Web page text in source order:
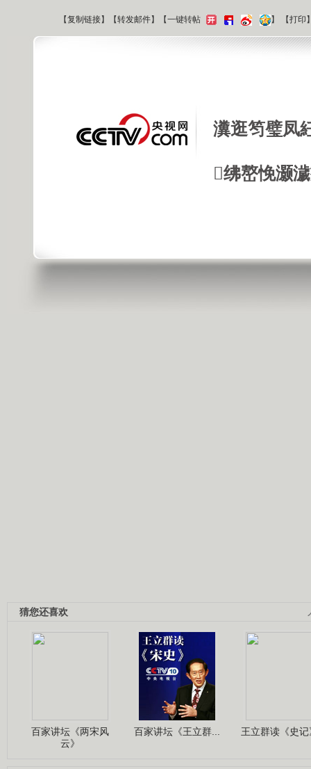
【复制链接】【转发邮件】 【一键转帖 】 【打印
瀵逛笉璧凤
绋嶅悗灏
猜您还喜欢
百家讲坛《两宋风
云》
百家讲坛《王立群... 王立群读《史